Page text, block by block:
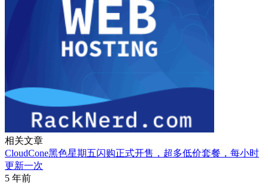
相关文章
CloudCone黑色星期五闪购正式开售，超多低价套餐，每小时
更新一次
5 年前